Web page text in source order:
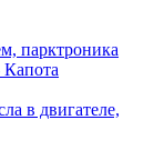
парктроника
в двигателе,